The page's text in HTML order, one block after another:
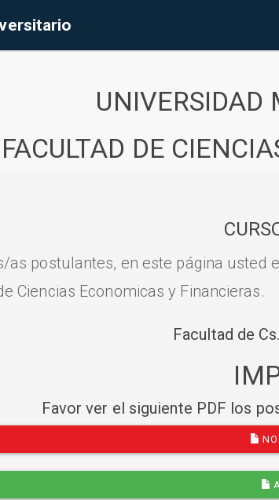
UNIVERSIDAD
FACULTAD DE
as postulantes, en este página usted
Ciencias Economicas y Financieras.
Facultad de
Favor ver el siguiente PDF los
NO